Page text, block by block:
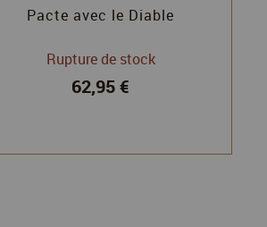
Pacte avec le Diable
Rupture de stock
62,95 €